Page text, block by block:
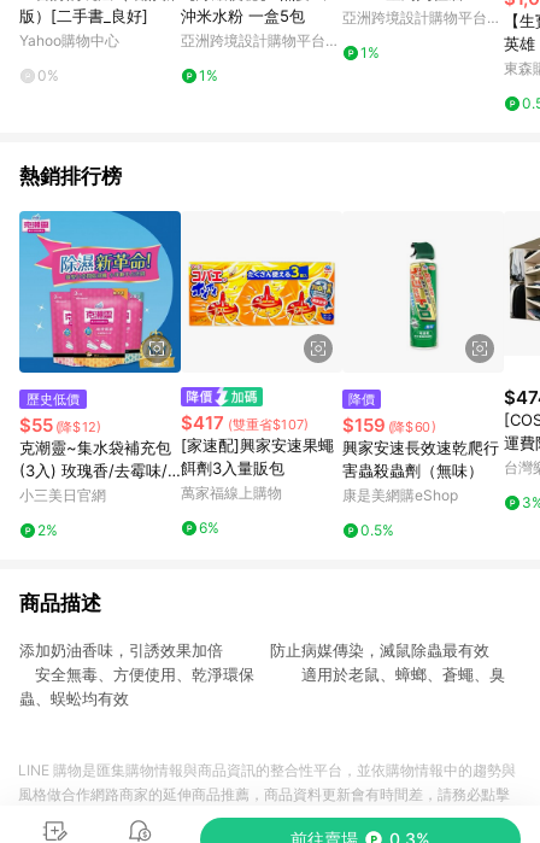
版）[二手書_良好]
Yahoo購物中心
0%
沖米水粉 一盒5包
亞洲跨境設計購物平台
1%
亞洲跨境設計購物平台
1%
【
英雄
盒/
東森
熱銷排行榜
歷史低價
$55 (降$12)
克潮靈~集水袋補充包
(3入) 玫瑰香/去霉味/
檜木香 3款可選 替換包
小三美日官網
2%
$417 (雙重省$107)
[家速配]興家安速果蠅
餌劑3入量販包
萬家福線上購物
6%
降價
$159 (降$60)
興家安速長效速乾爬行
害蟲殺蟲劑（無味）
康是美網購eShop
0.5%
運費
取
備
台灣
商品描述
添加奶油香味，引誘效果加倍 防止病媒傳染，滅鼠除蟲最有效
安全無毒、方便使用、乾淨環保 適用於老鼠、蟑螂、蒼蠅、臭
蟲、蜈蚣均有效
前往賣場 0.3%
LINE 購物是匯集購物情報與商品資訊的整合性平台，並依購物情報中的趨勢與
風格做合作網路商家的延伸商品推薦，商品資料更新會有時間差，請務必點擊
商品至各合作網路商家，確認現售價與購物條件，一切資訊以合作廠商網頁為